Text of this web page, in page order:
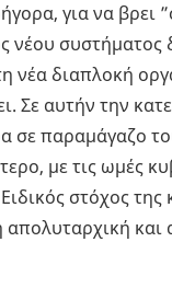
για να βρει
νέου
νέα διαπλοκή
Σε αυτήν την
σε παραμάγαζο
με τις ωμές
στόχος της
και